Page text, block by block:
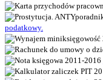
podatkowy.